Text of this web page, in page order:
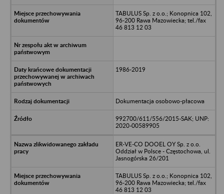
TABULUS Sp. z o.o.; Konopnica 102,
96-200 Rawa Mazowiecka; tel./fax
46 813 12 03
1986-2019
Dokumentacja osobowo-płacowa
992700/611/556/2015-SAK; UNP:
2020-00589905
ER-VE-CO DOOEL OY Sp. z o.o.
Oddział w Polsce - Częstochowa, ul.
Jasnogórska 26/201
TABULUS Sp. z o.o.; Konopnica 102,
96-200 Rawa Mazowiecka; tel./fax
46 813 12 03